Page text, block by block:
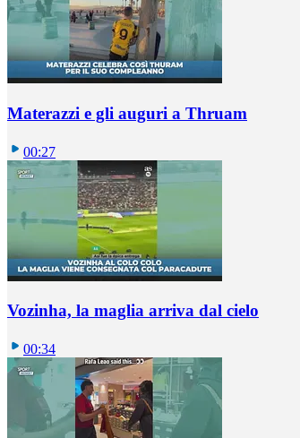
Materazzi e gli auguri a Thruam
00:27
Vozinha, la maglia arriva dal cielo
00:34